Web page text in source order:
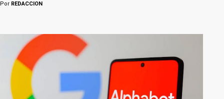
Por REDACCION